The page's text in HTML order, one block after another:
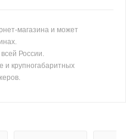
магазина и может
России.
и крупногабаритных